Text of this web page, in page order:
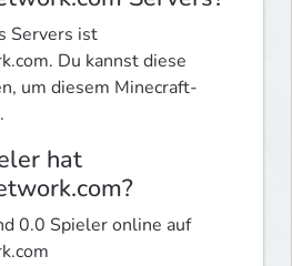
Servers ist
Du kannst diese
um diesem Minecraft-
hat
0.0 Spieler online auf